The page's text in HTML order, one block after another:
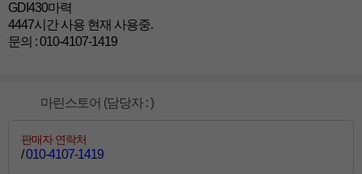
GDI430마력
4447시간 사용 현재 사용중.
문의 : 010-4107-1419
마린스토어 (담당자 : )
판매자 연락처
/010-4107-1419